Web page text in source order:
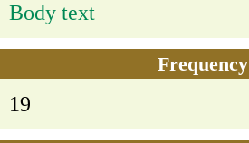
Body text
Frequency
19